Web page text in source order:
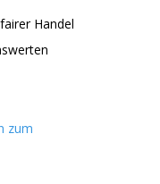
Handel
zum